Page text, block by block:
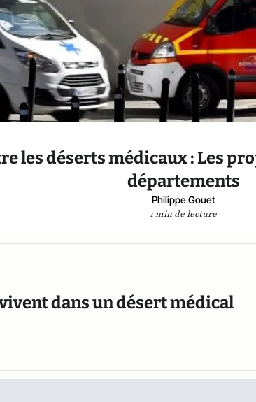
les déserts médicaux : Les
départements
Philippe Gouet
1 min de lecture
dans un désert médical